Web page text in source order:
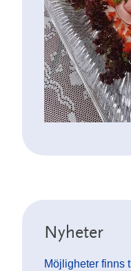
Nyheter
Möjligheter finns